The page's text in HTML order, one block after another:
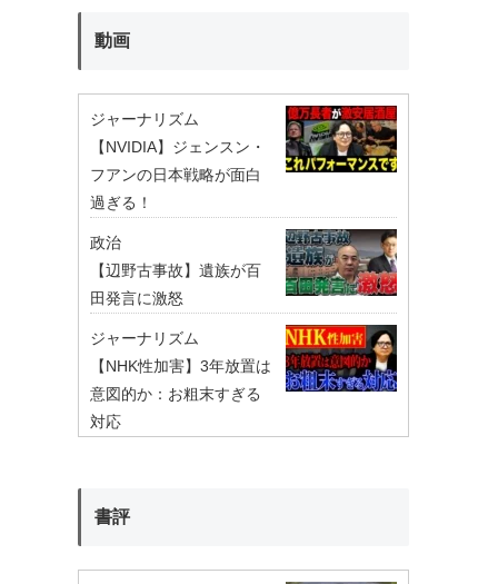
動画
ジャーナリズム
【NVIDIA】ジェンスン・
フアンの日本戦略が面白
過ぎる！
政治
【辺野古事故】遺族が百
田発言に激怒
ジャーナリズム
【NHK性加害】3年放置は
意図的か：お粗末すぎる
対応
書評